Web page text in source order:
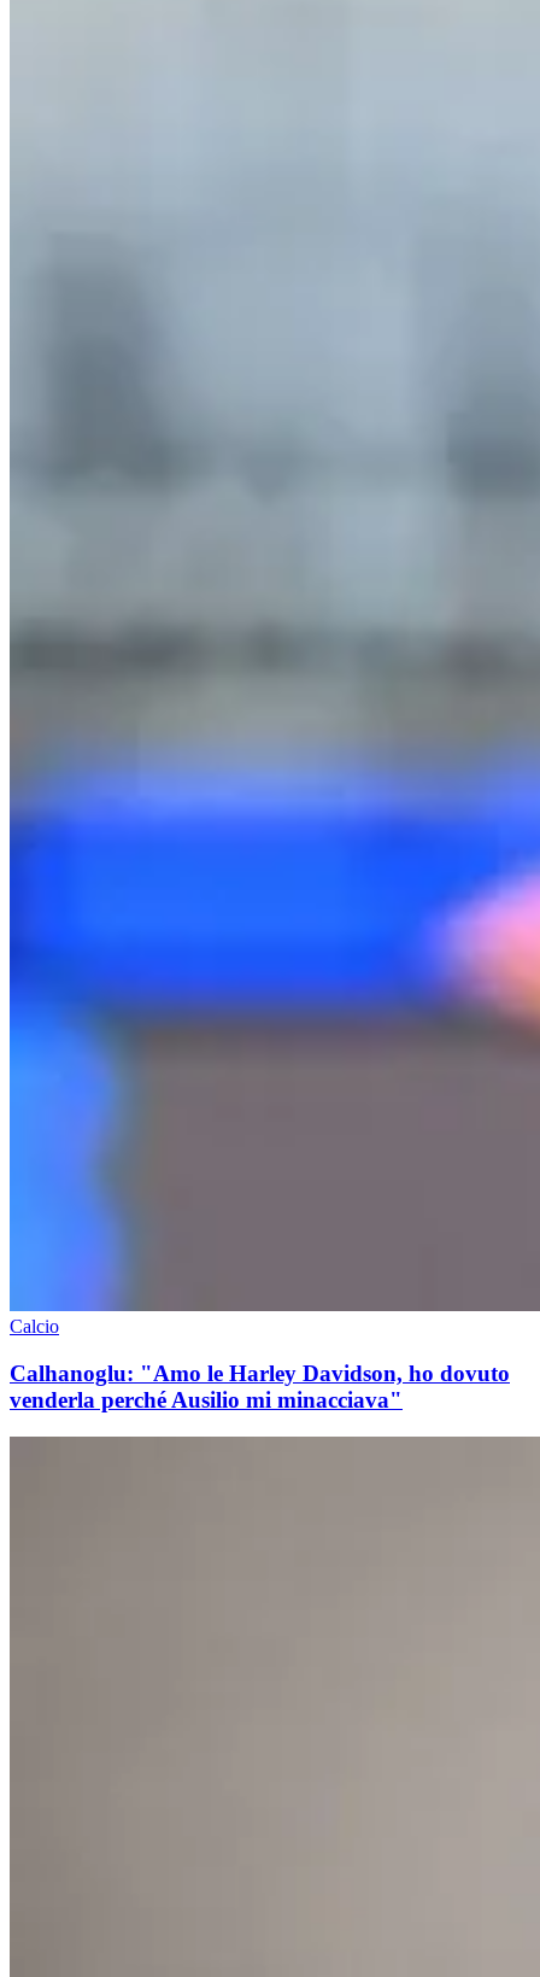
Calcio
Calhanoglu: "Amo le Harley Davidson, ho dovuto
venderla perché Ausilio mi minacciava"